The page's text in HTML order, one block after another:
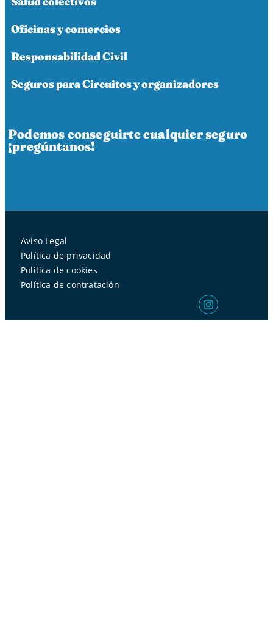
Oficinas y comercios
Responsabilidad Civil
Seguros para Circuitos y organizadores
Podemos conseguirte cualquier seguro
¡pregúntanos!
Aviso Legal
Política de privacidad
Política de cookies
Política de contratación